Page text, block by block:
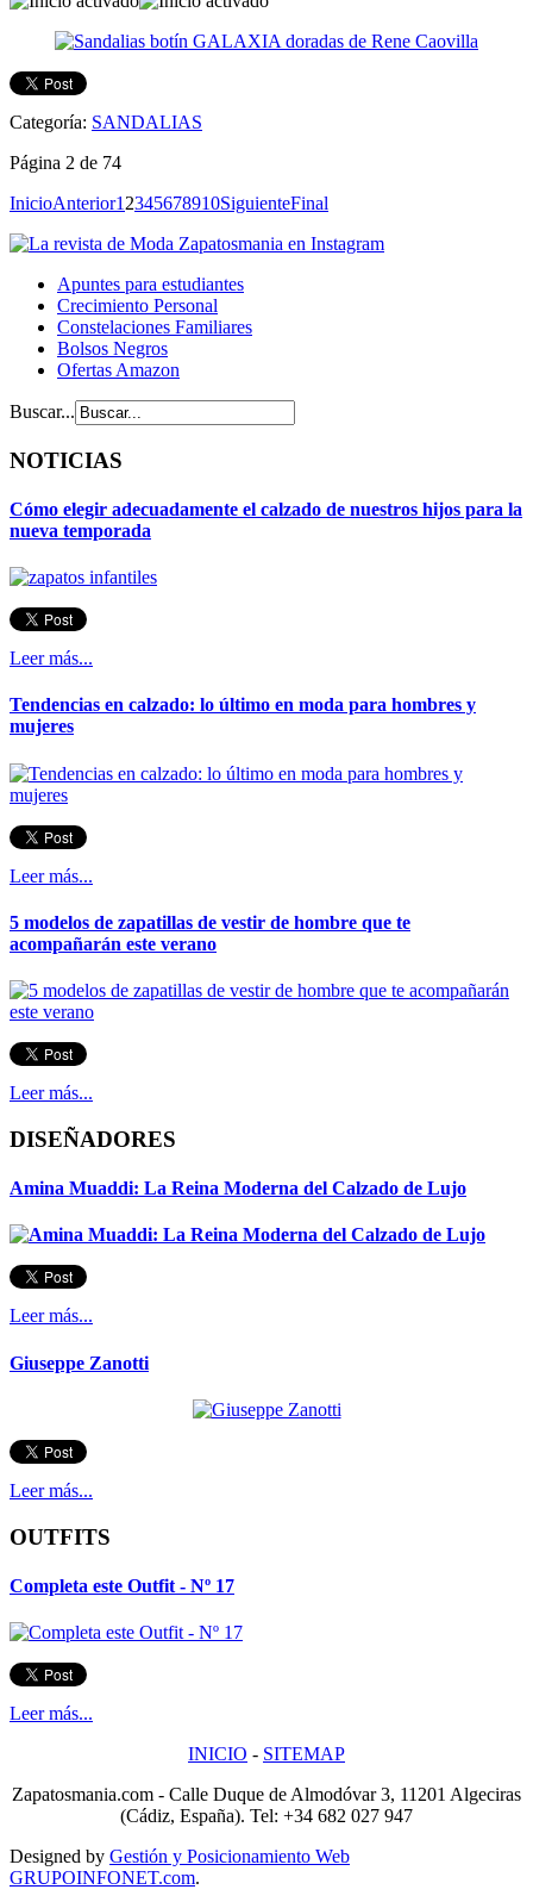
Categoría: SANDALIAS
Página 2 de 74
InicioAnterior1 2345678910SiguienteFinal
Apuntes para estudiantes
Crecimiento Personal
Constelaciones Familiares
Bolsos Negros
Ofertas Amazon
Buscar...
NOTICIAS
Cómo elegir adecuadamente el calzado de nuestros hijos para la
nueva temporada
Leer más...
Tendencias en calzado: lo último en moda para hombres y
mujeres
Leer más...
5 modelos de zapatillas de vestir de hombre que te
acompañarán este verano
Leer más...
DISEÑADORES
Amina Muaddi: La Reina Moderna del Calzado de Lujo
Leer más...
Giuseppe Zanotti
Leer más...
OUTFITS
Completa este Outfit - Nº 17
Leer más...
INICIO - SITEMAP
Zapatosmania.com - Calle Duque de Almodóvar 3, 11201 Algeciras
(Cádiz, España). Tel: +34 682 027 947
Designed by Gestión y Posicionamiento Web
GRUPOINFONET.com.